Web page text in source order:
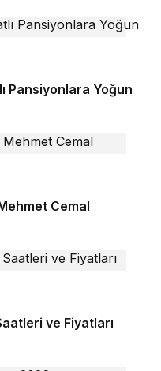
Pansiyonlara Yoğun
Cemal
ve Fiyatları